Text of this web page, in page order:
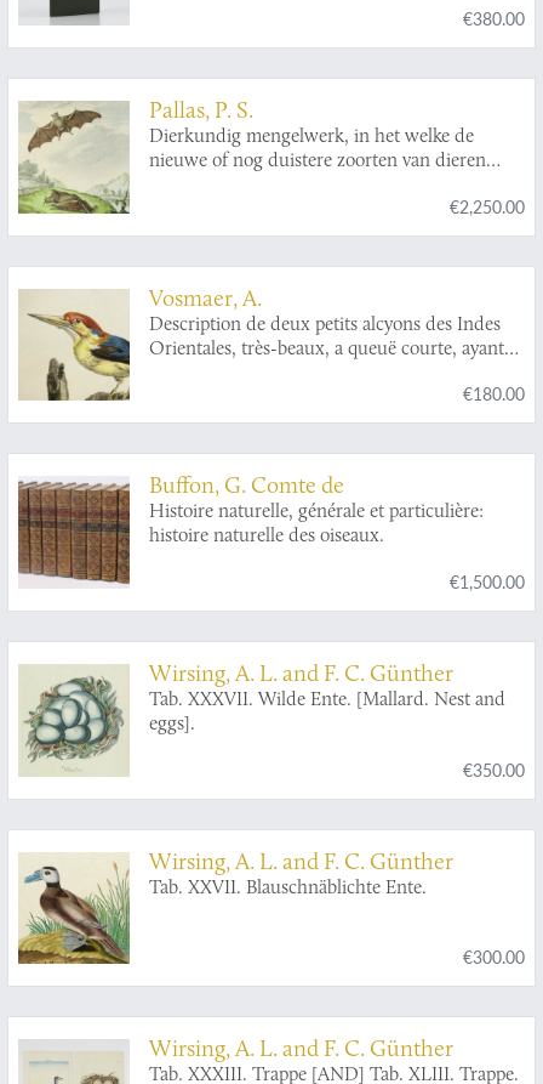
€380.00
Pallas, P. S.
Dierkundig mengelwerk, in het welke de
nieuwe of nog duistere zoorten van dieren
beschryvingen en verhandelingen opgehelderd
worden. In het Latyn beschreeven door den
VI. Stukken. Met plaaten.
€2,250.00
Vosmaer, A.
Description de deux petits alcyons des Indes
Orientales, très-beaux, a queuë courte, ayant
n'ayant presque point de queuë, pourû de deux
doigts de devant, & de deux derrière; lesquels
de Nassau, Stadhouder héréditaire,
gouverneur, capitaine général et admiral des
Provinces-Unies des Pais-Bas, &c. &c. &c.
€180.00
Buffon, G. Comte de
Histoire naturelle, générale et particulière:
histoire naturelle des oiseaux.
€1,500.00
Wirsing, A. L. and F. C. Günther
Tab. XXXVII. Wilde Ente. [Mallard. Nest and
eggs].
€350.00
Wirsing, A. L. and F. C. Günther
Tab. XXVII. Blauschnäblichte Ente.
€300.00
Wirsing, A. L. and F. C. Günther
Tab. XXXIII. Trappe [AND] Tab. XLIII. Trappe.